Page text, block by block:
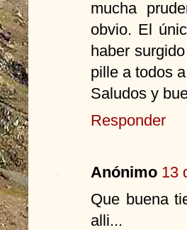
mucha
obvio. El
haber
pille a todos
Saludos y
Responder
Anónimo 13
Que buena
alli...